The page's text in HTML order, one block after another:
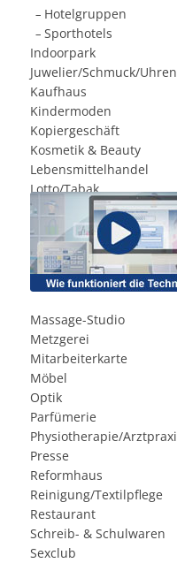
– Hotelgruppen
– Sporthotels
Indoorpark
Juwelier/Schmuck/Uhren
Kaufhaus
Kindermoden
Kopiergeschäft
Kosmetik & Beauty
Lebensmittelhandel
Lotto/Tabak
Massage-Studio
Metzgerei
Mitarbeiterkarte
Möbel
Optik
Parfümerie
Physiotherapie/
Presse
Reformhaus
Reinigung/Textilpflege
Restaurant
Schreib- & Schulwaren
Sexclub